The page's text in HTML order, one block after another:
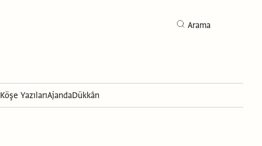
Arama
Köşe YazılarıAjandaDükkân